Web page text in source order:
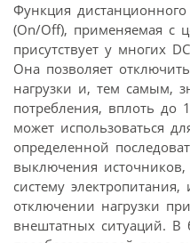
Функция
(On/Off), применяемая с
присутствует у многих
Она позволяет
нагрузки и, тем самым,
потребления, вплоть до
может использоваться
определенной
выключения
систему
отключении нагрузки
внештатных ситуаций. В